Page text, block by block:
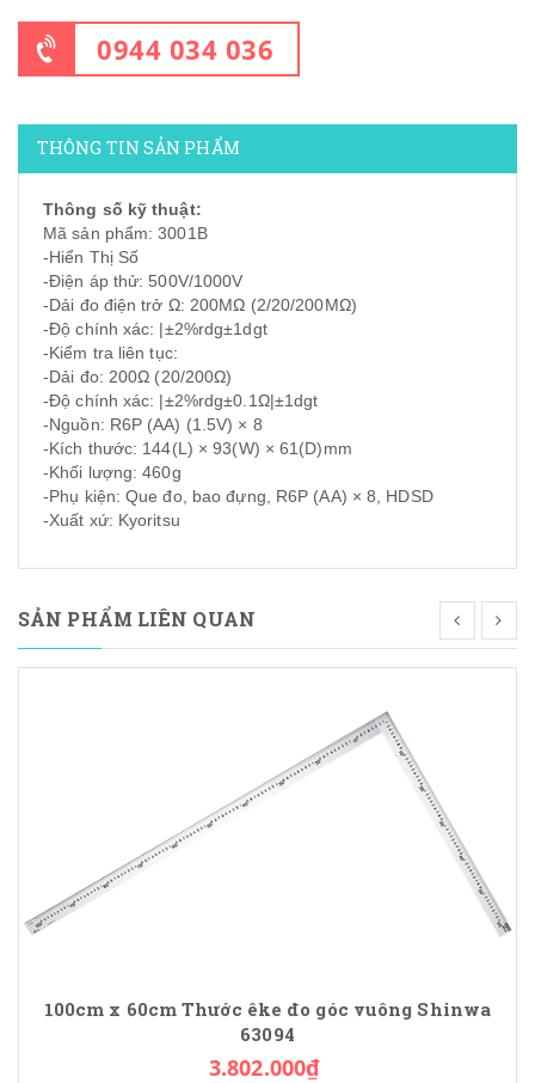
0944 034 036
THÔNG TIN SẢN PHẨM
Thông số kỹ thuật:
Mã sản phẩm: 3001B
-Hiển Thị Số
-Điện áp thử: 500V/1000V
-Dải đo điện trở Ω: 200MΩ (2/20/200MΩ)
-Độ chính xác: |±2%rdg±1dgt
-Kiểm tra liên tục:
-Dải đo: 200Ω (20/200Ω)
-Độ chính xác: |±2%rdg±0.1Ω|±1dgt
-Nguồn: R6P (AA) (1.5V) × 8
-Kích thước: 144(L) × 93(W) × 61(D)mm
-Khối lượng: 460g
-Phụ kiện: Que đo, bao đựng, R6P (AA) × 8, HDSD
-Xuất xứ: Kyoritsu
SẢN PHẨM LIÊN QUAN
100cm x 60cm Thước êke đo góc vuông Shinwa
63094
3.802.000₫